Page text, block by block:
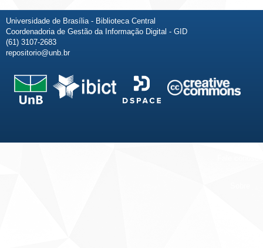
Universidade de Brasília - Biblioteca Central
Coordenadoria de Gestão da Informação Digital - GID
(61) 3107-2683
repositorio@unb.br